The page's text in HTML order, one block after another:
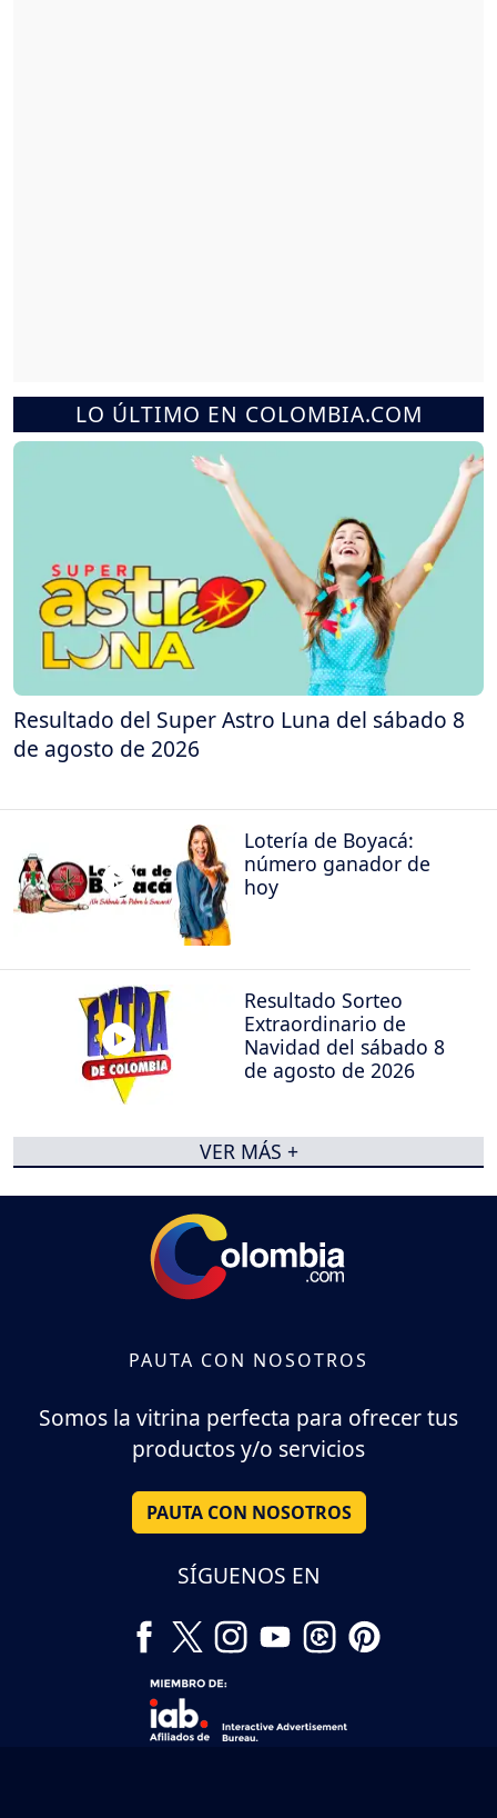
LO ÚLTIMO EN COLOMBIA.COM
Resultado del Super Astro Luna del sábado 8
de agosto de 2026
Lotería de Boyacá:
número ganador de
hoy
Resultado Sorteo
Extraordinario de
Navidad del sábado 8
de agosto de 2026
VER MÁS +
PAUTA CON NOSOTROS
Somos la vitrina perfecta para ofrecer tus
productos y/o servicios
PAUTA CON NOSOTROS
SÍGUENOS EN